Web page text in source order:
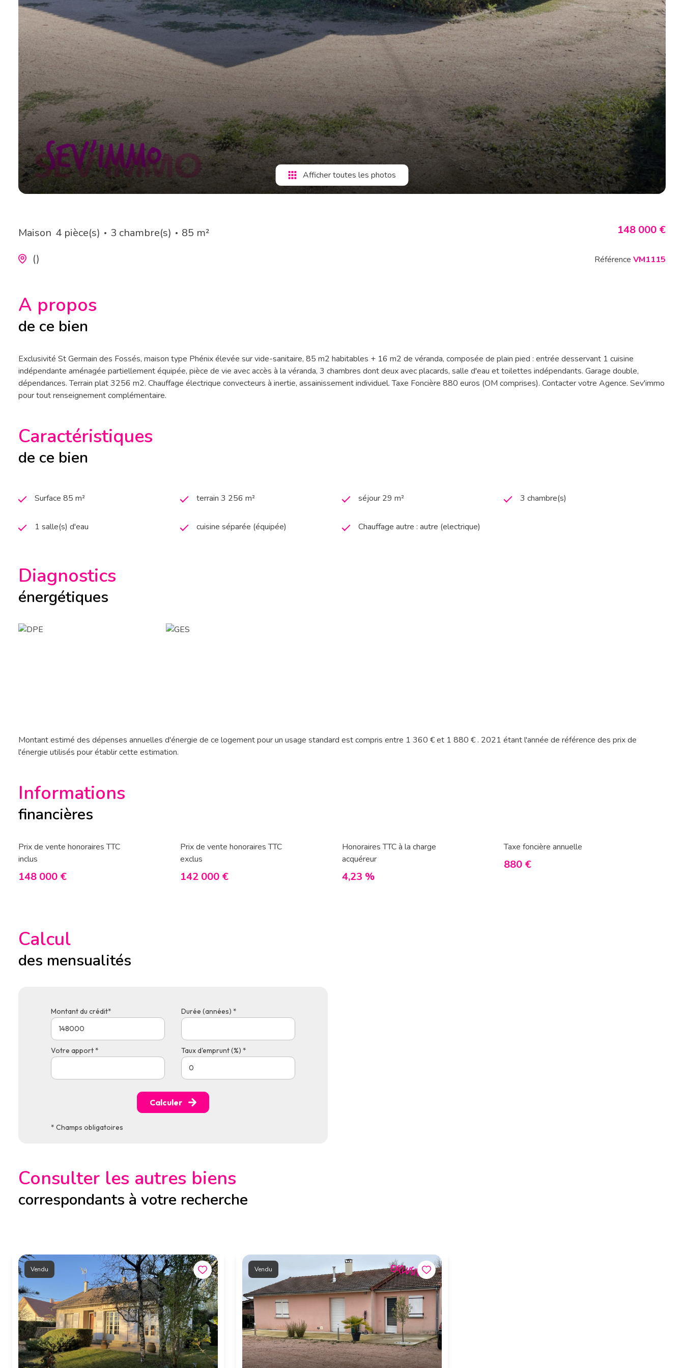
Afficher toutes les photos
Maison 4 pièce(s) 3 chambre(s)
85 m²
()
148 000 €
Référence VM1115
A propos
de ce bien
Exclusivité St Germain des Fossés, maison type Phénix élevée sur vide-sanitaire, 85 m2 habitables + 16 m2 de véranda, composée de plain pied : entrée desservant 1 cuisine
indépendante aménagée partiellement équipée, pièce de vie avec accès à la véranda, 3 chambres dont deux avec placards, salle d'eau et toilettes indépendants. Garage double,
dépendances. Terrain plat 3256 m2. Chauffage électrique convecteurs à inertie, assainissement individuel. Taxe Foncière 880 euros (OM comprises). Contacter votre Agence. Sev'immo
pour tout renseignement complémentaire.
Caractéristiques
de ce bien
Surface 85 m² terrain 3 256 m² séjour 29 m² 3 chambre(s)
1 salle(s) d'eau cuisine séparée (équipée) Chauffage autre : autre (electrique)
Diagnostics
énergétiques
Montant estimé des dépenses annuelles d'énergie de ce logement pour un usage standard est compris entre 1 360 € et 1 880 € . 2021 étant l'année de référence des prix de
l'énergie utilisés pour établir cette estimation.
Informations
financières
Prix de vente honoraires TTC
inclus
148 000 €
Prix de vente honoraires TTC
exclus
142 000 €
Honoraires TTC à la charge
acquéreur
4,23 %
Taxe foncière annuelle
880 €
Calcul
des mensualités
Montant du crédit* Durée (années) *
Votre apport * Taux d'emprunt (%) *
Calculer
* Champs obligatoires
Consulter les autres biens
correspondants à votre recherche
Vendu Vendu